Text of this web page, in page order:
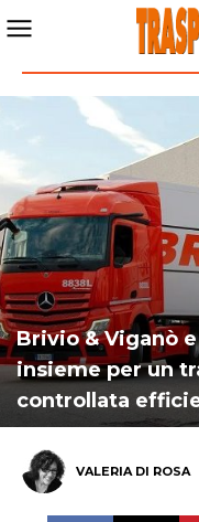
Brivio & Viganò
insieme per un
controllata
VALERIA DI ROSA